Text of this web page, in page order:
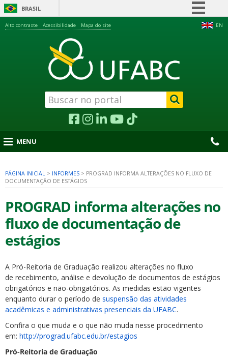
BRASIL
Acesso à informação
Legislação
Canais
EN
Alto contraste Acessibilidade Mapa do site
MENU
PÁGINA INICIAL > INFORMES > PROGRAD INFORMA ALTERAÇÕES NO FLUXO DE
DOCUMENTAÇÃO DE ESTÁGIOS
PROGRAD informa alterações no
fluxo de documentação de
estágios
A Pró-Reitoria de Graduação realizou alterações no fluxo
de recebimento, análise e devolução de documentos de estágios
obrigatórios e não-obrigatórios. As medidas estão vigentes
enquanto durar o período de suspensão das atividades
acadêmicas e administrativas presenciais da UFABC.
Confira o que muda e o que não muda nesse procedimento
em: http://prograd.ufabc.edu.br/estagios
Pró-Reitoria de Graduação